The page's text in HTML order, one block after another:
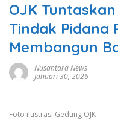
OJK
Tindak Pidana
Membangun
Nusantara News
Januari 30, 2026
Foto ilustrasi Gedung OJK